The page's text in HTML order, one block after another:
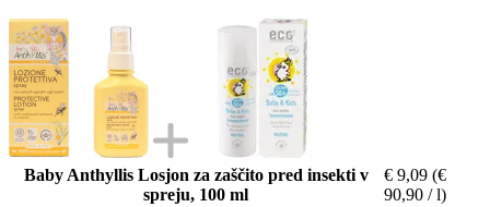
Baby Anthyllis Losjon za zaščito pred insekti v
spreju, 100 ml
€ 9,09 (€
90,90 / l)